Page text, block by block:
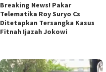
Breaking News! Pakar
Telematika Roy Suryo Cs
Ditetapkan Tersangka Kasus
Fitnah Ijazah Jokowi